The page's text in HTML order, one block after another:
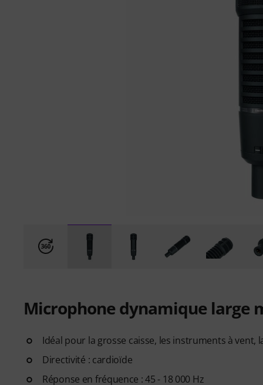
Microphone dynamique large
Idéal pour la grosse caisse, les instruments à vent,
Directivité : cardioïde
Réponse en fréquence : 45 - 18 000 Hz